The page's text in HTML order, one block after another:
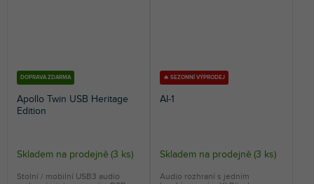
DOPRAVA ZDARMA
Apollo Twin USB Heritage
Edition
Skladem na prodejně (3 ks)
Stolní / mobilní USB3 audio
🔥 SEZONNÍ VÝPRODEJ
AI-1
Skladem na prodejně (3 ks)
Audio rozhraní s jedním